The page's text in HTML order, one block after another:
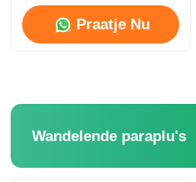
Praatje Nu
Wandelende paraplu's